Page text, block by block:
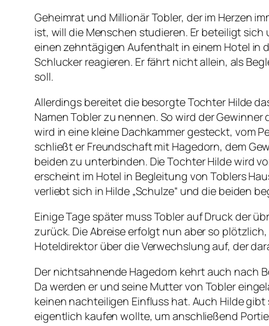
Geheimrat und Millionär Tobler, der im Herzen
ist, will die Menschen studieren. Er beteiligt
einen zehntägigen Aufenthalt in einem Hotel in
Schlucker reagieren. Er fährt nicht allein, als
soll.
Allerdings bereitet die besorgte Tochter Hilde
Namen Tobler zu nennen. So wird der
wird in eine kleine Dachkammer gesteckt, vom
schließt er Freundschaft mit Hagedorn, dem
beiden zu unterbinden. Die Tochter Hilde wird
erscheint im Hotel in Begleitung von Toblers
verliebt sich in Hilde „Schulze“ und die beiden
Einige Tage später muss Tobler auf Druck der
zurück. Die Abreise erfolgt nun aber so
Hoteldirektor über die Verwechslung auf, der
Der nichtsahnende Hagedorn kehrt auch nach
Da werden er und seine Mutter von Tobler
keinen nachteiligen Einfluss hat. Auch Hilde
eigentlich kaufen wollte, um anschließend